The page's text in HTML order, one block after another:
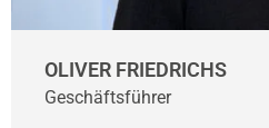
OLIVER FRIEDRICHS
Geschäftsführer